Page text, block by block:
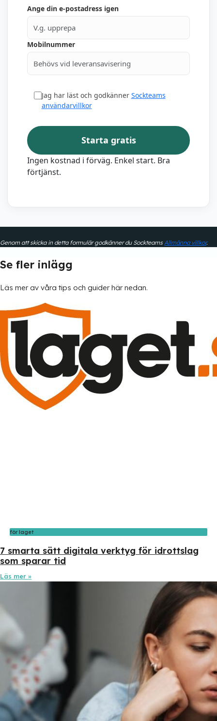
Ange din e-postadress igen
Mobilnummer
Jag har läst och godkänner Sockteams
användarvillkor
Starta gratis
Ingen kostnad i förväg. Enkel start. Bra
förtjänst.
Genom att skicka in detta formulär godkänner du SockteamsAllmänna villkor.
Se fler inlägg
Läs mer av våra tips och guider här nedan.
för laget
7 smarta sätt digitala verktyg för idrottslag
som sparar tid
Läs mer »